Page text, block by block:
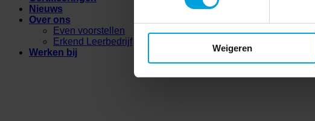
Weigeren
Nieuws
Over ons
Even voorstellen
Erkend Leerbedrijf
Werken bij